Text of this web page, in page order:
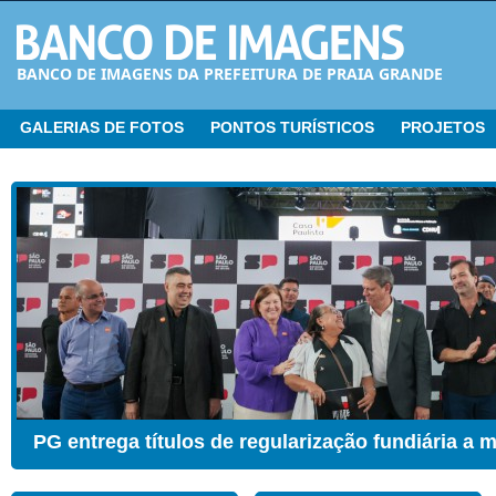
BANCO DE IMAGENS DA PREFEITURA DE PRAIA GRANDE
GALERIAS DE FOTOS PONTOS TURÍSTICOS PROJETOS
CER ganha Sala de Estimulação Sensorial